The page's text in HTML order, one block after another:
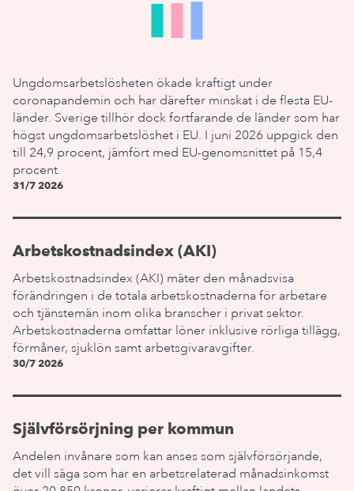
Ungdomsarbetslösheten ökade kraftigt under
coronapandemin och har därefter minskat i de flesta EU-
länder. Sverige tillhör dock fortfarande de länder som har
högst ungdomsarbetslöshet i EU. I juni 2026 uppgick den
till 24,9 procent, jämfört med EU-genomsnittet på 15,4
procent.
31/7 2026
Arbetskostnadsindex (AKI)
Arbetskostnadsindex (AKI) mäter den månadsvisa
förändringen i de totala arbetskostnaderna för arbetare
och tjänstemän inom olika branscher i privat sektor.
Arbetskostnaderna omfattar löner inklusive rörliga tillägg,
förmåner, sjuklön samt arbetsgivaravgifter.
30/7 2026
Självförsörjning per kommun
Andelen invånare som kan anses som självförsörjande,
det vill säga som har en arbetsrelaterad månadsinkomst